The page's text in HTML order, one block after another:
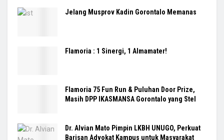
Jelang Musprov Kadin Gorontalo Memanas
Flamoria : 1 Sinergi, 1 Almamater!
Flamoria 75 Fun Run & Puluhan Door Prize,
Masih DPP IKASMANSA Gorontalo yang Stel
Dr. Alvian Mato Pimpin LKBH UNUGO, Perkuat
Barisan Advokat Kampus untuk Masyarakat